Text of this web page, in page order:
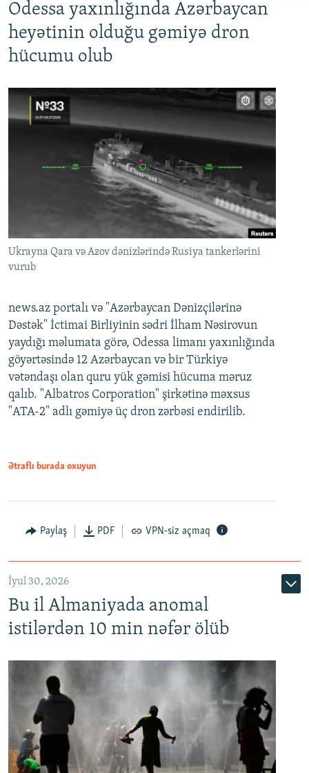
Odessa yaxınlığında Azərbaycan
heyətinin olduğu gəmiyə dron
hücumu olub
Ukrayna Qara və Azov dənizlərində Rusiya tankerlərini
vurub
news.az portalı və "Azərbaycan Dənizçilərinə
Dəstək" İctimai Birliyinin sədri İlham Nəsirovun
yaydığı məlumata görə, Odessa limanı yaxınlığında
göyərtəsində 12 Azərbaycan və bir Türkiyə
vətəndaşı olan quru yük gəmisi hücuma məruz
qalıb. "Albatros Corporation" şirkətinə məxsus
"ATA-2" adlı gəmiyə üç dron zərbəsi endirilib.
Ətraflı burada oxuyun
Paylaş PDF VPN-siz açmaq
İyul 30, 2026
Bu il Almaniyada anomal
istilərdən 10 min nəfər ölüb